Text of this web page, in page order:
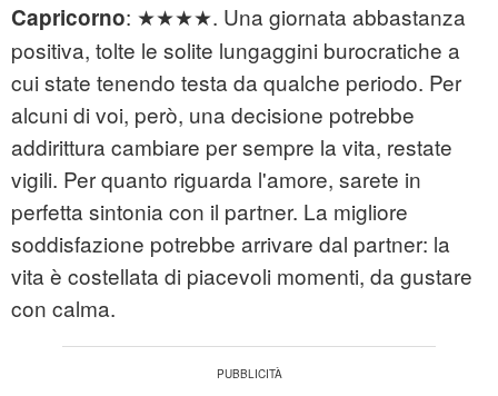
Capricorno: ★★★★. Una giornata abbastanza
positiva, tolte le solite lungaggini burocratiche a
cui state tenendo testa da qualche periodo. Per
alcuni di voi, però, una decisione potrebbe
addirittura cambiare per sempre la vita, restate
vigili. Per quanto riguarda l'amore, sarete in
perfetta sintonia con il partner. La migliore
soddisfazione potrebbe arrivare dal partner: la
vita è costellata di piacevoli momenti, da gustare
con calma.